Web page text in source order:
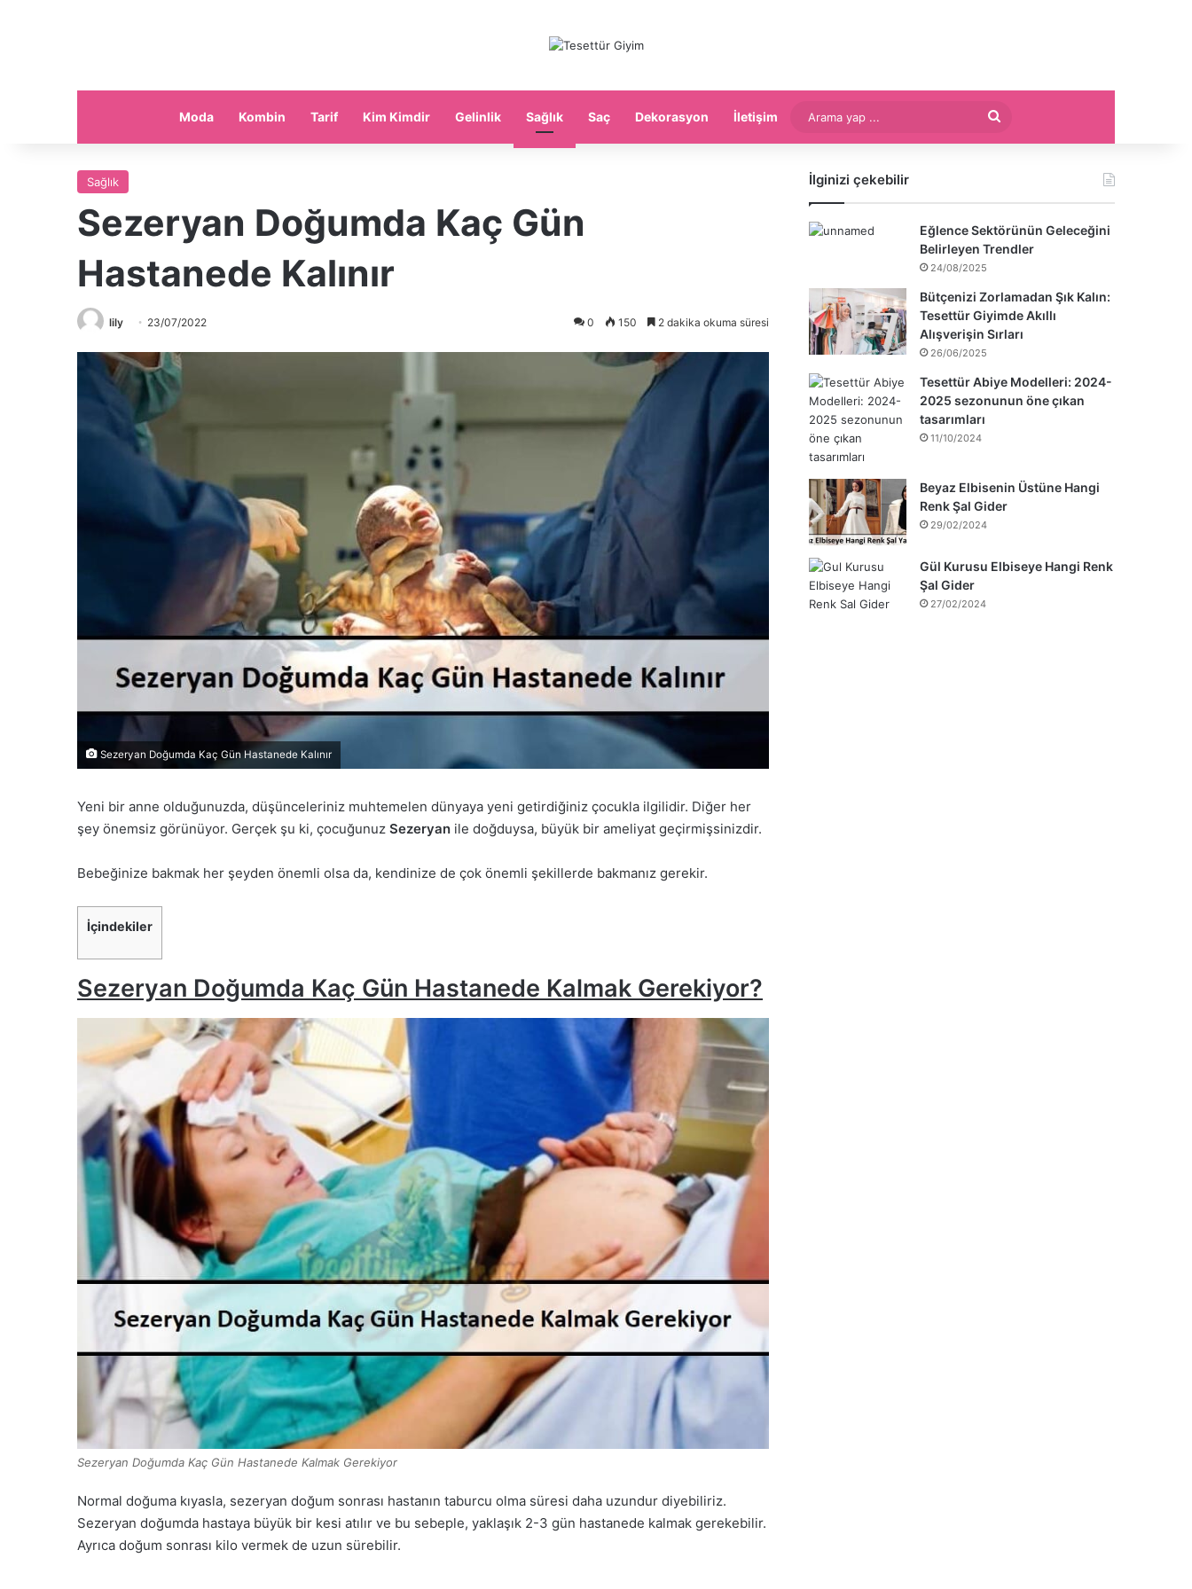
Moda Kombin Tarif Kim Kimdir Gelinlik Sağlık Saç Dekorasyon İletişim
yap
Sağlık
Sezeryan Doğumda Kaç Gün
Hastanede Kalınır
lily 23/07/2022 0 150 2 dakika okuma süresi
Sezeryan Doğumda Kaç Gün Hastanede Kalınır
Yeni bir anne olduğunuzda, düşünceleriniz muhtemelen dünyaya yeni getirdiğiniz çocukla ilgilidir. Diğer her
şey önemsiz görünüyor. Gerçek şu ki, çocuğunuz Sezeryan ile doğduysa, büyük bir ameliyat geçirmişsinizdir.
Bebeğinize bakmak her şeyden önemli olsa da, kendinize de çok önemli şekillerde bakmanız gerekir.
İçindekiler
Sezeryan Doğumda Kaç Gün Hastanede Kalmak Gerekiyor?
Sezeryan Doğumda Kaç Gün Hastanede Kalmak Gerekiyor
Normal doğuma kıyasla, sezeryan doğum sonrası hastanın taburcu olma süresi daha uzundur diyebiliriz.
Sezeryan doğumda hastaya büyük bir kesi atılır ve bu sebeple, yaklaşık 2-3 gün hastanede kalmak gerekebilir.
Ayrıca doğum sonrası kilo vermek de uzun sürebilir.
İlginizi çekebilir
Eğlence Sektörünün Geleceğini
Belirleyen Trendler
24/08/2025
Bütçenizi Zorlamadan Şık Kalın:
Tesettür Giyimde Akıllı
Alışverişin Sırları
26/06/2025
Tesettür Abiye Modelleri: 2024-
2025 sezonunun öne çıkan
tasarımları
11/10/2024
Beyaz Elbisenin Üstüne Hangi
Renk Şal Gider
29/02/2024
Gül Kurusu Elbiseye Hangi Renk
Şal Gider
27/02/2024